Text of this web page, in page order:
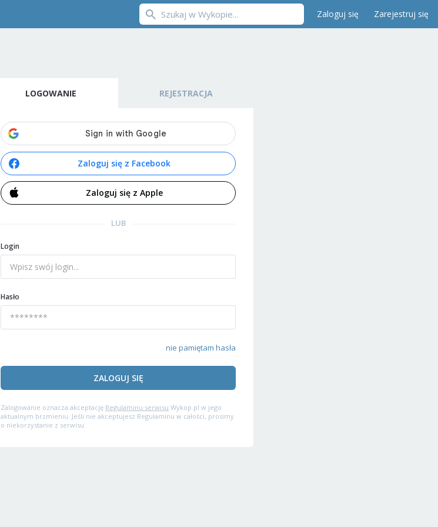
Zaloguj się Zarejestruj się
LOGOWANIE REJESTRACJA
Zaloguj się z Facebook
Zaloguj się z Apple
LUB
Login
Hasło
nie pamiętam hasła
ZALOGUJ SIĘ
Zalogowanie oznacza akceptację Regulaminu serwisu Wykop.pl w jego
aktualnym brzmieniu. Jeśli nie akceptujesz Regulaminu w całości, prosimy
o niekorzystanie z serwisu.